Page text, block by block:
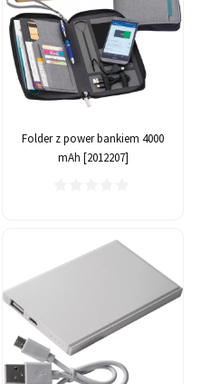
Folder z power bankiem 4000
mAh [2012207]